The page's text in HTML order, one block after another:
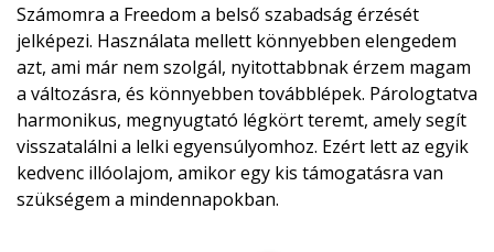
Számomra a Freedom a belső szabadság érzését
jelképezi. Használata mellett könnyebben elengedem
azt, ami már nem szolgál, nyitottabbnak érzem magam
a változásra, és könnyebben továbblépek. Párologtatva
harmonikus, megnyugtató légkört teremt, amely segít
visszatalálni a lelki egyensúlyomhoz. Ezért lett az egyik
kedvenc illóolajom, amikor egy kis támogatásra van
szükségem a mindennapokban.